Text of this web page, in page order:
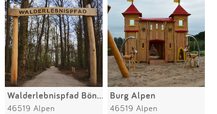
Walderlebnispfad Bönninghardt
46519 Alpen
Burg Alpen
46519 Alpen